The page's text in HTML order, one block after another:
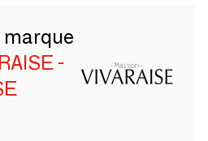
marque
-